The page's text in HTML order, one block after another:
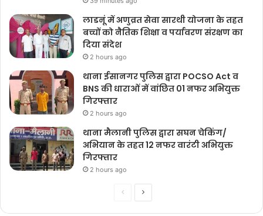
लाडनूं में अणुव्रत सेवा सारथी योजना के तहत
बच्चों को नैतिक शिक्षा व पर्यावरण संरक्षण का
दिया संदेश
2 hours ago
थाना ईसानगर पुलिस द्वारा POCSO Act व
BNS की धाराओं में वांछित 01 नफर अभियुक्त
गिरफ्तार
2 hours ago
थाना मैलानी पुलिस द्वारा सघन चेकिंग/
अभियान के तहत 12 नफर वारंटी अभियुक्त
गिरफ्तार
2 hours ago
PreviousNext